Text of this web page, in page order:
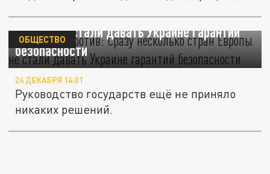
Шестёрка против: Сразу несколько стран
Европы не стали давать Украине гарантий
безопасности
ОБЩЕСТВО
24 ДЕКАБРЯ 14:01
Руководство государств ещё не приняло
никаких решений.